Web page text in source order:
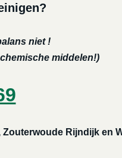
niet !
middelen!)
Rijndijk en